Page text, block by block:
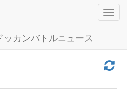
ッカンバトルニュース